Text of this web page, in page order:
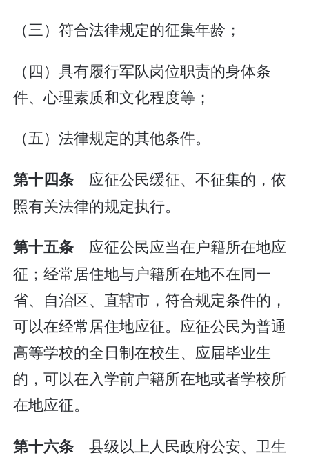
（三）符合法律规定的征集年龄；
（四）具有履行军队岗位职责的身体条
件、心理素质和文化程度等；
（五）法律规定的其他条件。
第十四条 应征公民缓征、不征集的，依
照有关法律的规定执行。
第十五条 应征公民应当在户籍所在地应
征；经常居住地与户籍所在地不在同一
省、自治区、直辖市，符合规定条件的，
可以在经常居住地应征。应征公民为普通
高等学校的全日制在校生、应届毕业生
的，可以在入学前户籍所在地或者学校所
在地应征。
第十六条 县级以上人民政府公安、卫生